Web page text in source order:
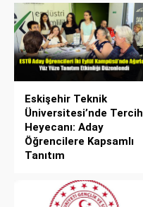
Eskişehir Teknik
Üniversitesi’nde Tercih
Heyecanı: Aday
Öğrencilere Kapsamlı
Tanıtım